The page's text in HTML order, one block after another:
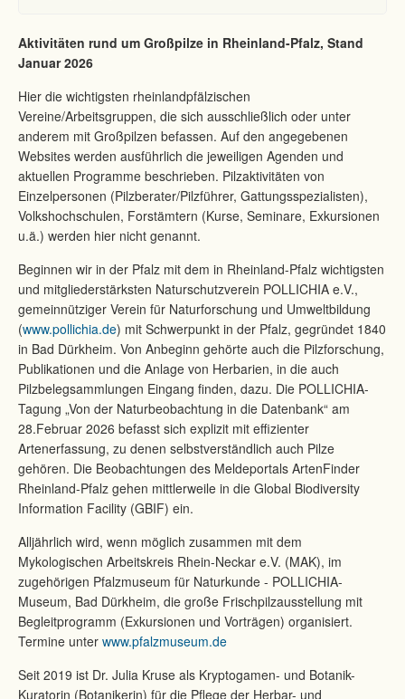
Amanita fulva (Schaeff.) Fr. 1815 Entoloma turci (Bres.) M.M.
Moser 1978
Oligonema persimile (P. Karst.)
García-Cunch., J.C. Zamora &
Coprinopsis lagopus (Fr.)
Aktivitäten rund um Großpilze in Rheinland-Pfalz, Stand
Januar 2026
Hier die wichtigsten rheinlandpfälzischen
Vereine/Arbeitsgruppen, die sich ausschließlich oder unter
anderem mit Großpilzen befassen. Auf den angegebenen
Websites werden ausführlich die jeweiligen Agenden und
aktuellen Programme beschrieben. Pilzaktivitäten von
Einzelpersonen (Pilzberater/Pilzführer, Gattungsspezialisten),
Volkshochschulen, Forstämtern (Kurse, Seminare, Exkursionen
u.ä.) werden hier nicht genannt.
Beginnen wir in der Pfalz mit dem in Rheinland-Pfalz wichtigsten
und mitgliederstärksten Naturschutzverein POLLICHIA e.V.,
gemeinnütziger Verein für Naturforschung und Umweltbildung
(www.pollichia.de) mit Schwerpunkt in der Pfalz, gegründet 1840
in Bad Dürkheim. Von Anbeginn gehörte auch die Pilzforschung,
Publikationen und die Anlage von Herbarien, in die auch
Pilzbelegsammlungen Eingang finden, dazu. Die POLLICHIA-
Tagung „Von der Naturbeobachtung in die Datenbank“ am
28.Februar 2026 befasst sich explizit mit effizienter
Artenerfassung, zu denen selbstverständlich auch Pilze
gehören. Die Beobachtungen des Meldeportals ArtenFinder
Rheinland-Pfalz gehen mittlerweile in die Global Biodiversity
Information Facility (GBIF) ein.
Alljährlich wird, wenn möglich zusammen mit dem
Mykologischen Arbeitskreis Rhein-Neckar e.V. (MAK), im
zugehörigen Pfalzmuseum für Naturkunde - POLLICHIA-
Museum, Bad Dürkheim, die große Frischpilzausstellung mit
Begleitprogramm (Exkursionen und Vorträgen) organisiert.
Termine unter www.pfalzmuseum.de
Seit 2019 ist Dr. Julia Kruse als Kryptogamen- und Botanik-
Kuratorin (Botanikerin) für die Pflege der Herbar- und